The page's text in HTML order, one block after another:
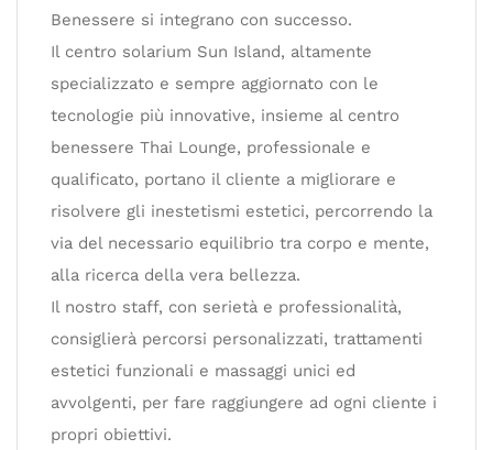
Benessere si integrano con successo.
Il centro solarium Sun Island, altamente
specializzato e sempre aggiornato con le
tecnologie più innovative, insieme al centro
benessere Thai Lounge, professionale e
qualificato, portano il cliente a migliorare e
risolvere gli inestetismi estetici, percorrendo la
via del necessario equilibrio tra corpo e mente,
alla ricerca della vera bellezza.
Il nostro staff, con serietà e professionalità,
consiglierà percorsi personalizzati, trattamenti
estetici funzionali e massaggi unici ed
avvolgenti, per fare raggiungere ad ogni cliente i
propri obiettivi.